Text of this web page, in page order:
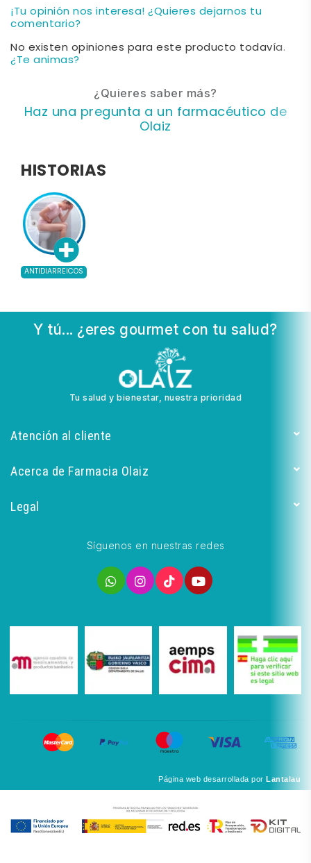
¡Tu opinión nos interesa! ¿Quieres dejarnos tu
comentario?
No existen opiniones para este producto todavía.
¿Te animas?
¿Quieres saber más?
Haz una pregunta a un farmacéutico de
Olaiz
HISTORIAS
ANTIDIARREICOS
Y tú... ¿eres gourmet con tu salud?
Tu salud y bienestar, nuestra prioridad
Atención al cliente
Acerca de Farmacia Olaiz
Legal
Síguenos en nuestras redes
Página web desarrollada por Lantalau